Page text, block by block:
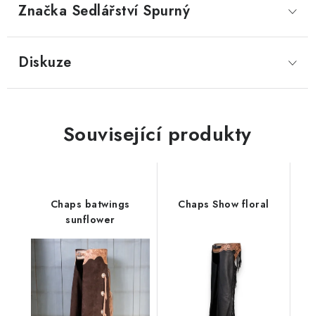
Značka Sedlářství Spurný
Diskuze
Související produkty
Chaps batwings
sunflower
Chaps Show floral